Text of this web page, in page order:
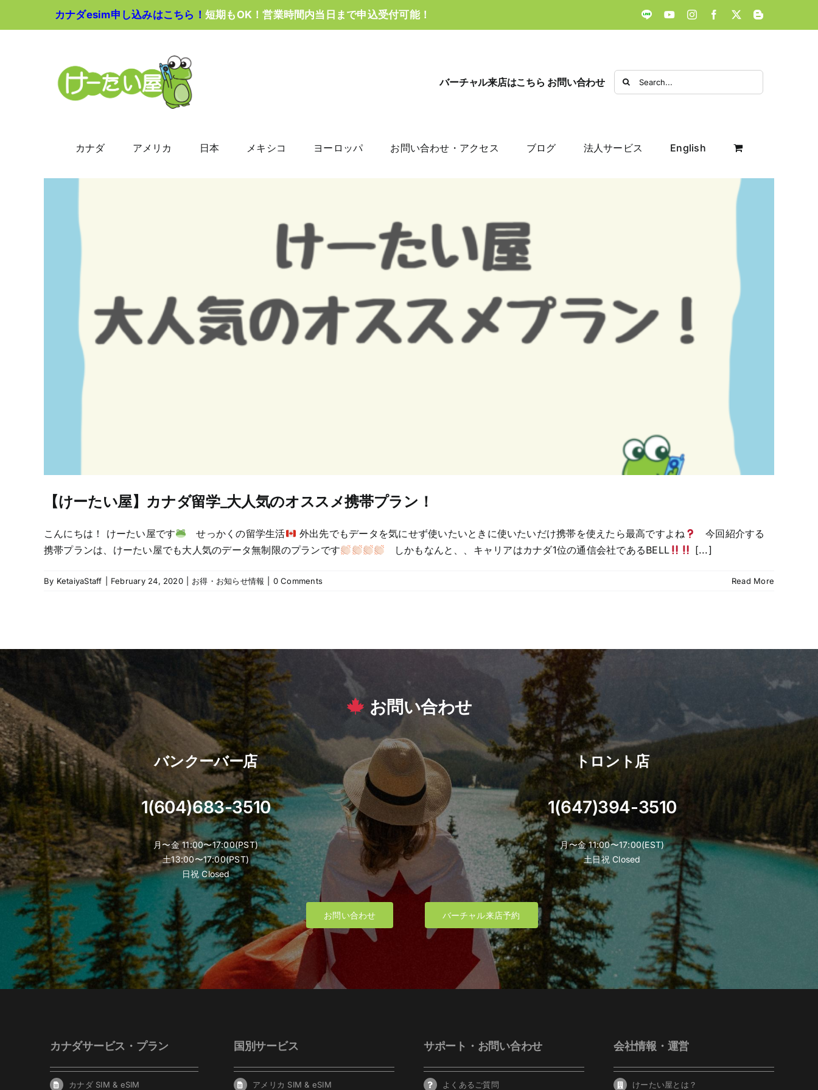
カナダesim申し込みはこちら！ 短期もOK！営業時間内当日まで申込受付可能！ LINE YouTubeInstagramFacebook
X Blogger
バーチャル来店はこちら お問い合わせ
Search
for:
カナダ アメリカ 日本 メキシコ ヨーロッパ お問い合わせ・アクセス ブログ 法人サービス English
【けーたい屋】カナダ留学_大人気のオススメ携帯プラン！
こんにちは！ けーたい屋です せっかくの留学生活 外出先でもデータを気にせず使いたいときに使いたいだけ携帯を使えたら最高ですよね
今回紹介する
携帯プランは、けーたい屋でも大人気のデータ無制限のプランです
しかもなんと、、キャリアはカナダ1位の通信会社であるBELL [...]
By KetaiyaStaff February 24, 2020 お得・お知らせ情報 0 Comments Read More
お問い合わせ
バンクーバー店
1(604)683-3510
月〜金 11:00〜17:00(PST)
土13:00〜17:00(PST)
日祝 Closed
トロント店
1(647)394-3510
月〜金 11:00〜17:00(EST)
土日祝 Closed
お問い合わせ バーチャル来店予約
カナダサービス・プラン
カナダ SIM & eSIM
国別サービス
アメリカ SIM & eSIM
サポート・お問い合わせ
よくあるご質問
会社情報・運営
けーたい屋とは？